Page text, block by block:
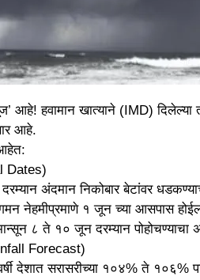
आहे! हवामान खात्याने (IMD) दिलेल्या
आहे.
Dates)
अंदमान निकोबार बेटांवर
नेहमीप्रमाणे १ जून च्या आसपास
८ ते १० जून दरम्यान
Forecast)
देशात सरासरीच्या १०४% ते